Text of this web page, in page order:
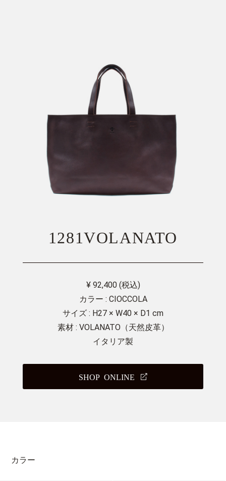
1281VOLANATO
¥ 92,400 (税込)
カラー : CIOCCOLA
サイズ : H27 × W40 × D1 cm
素材 : VOLANATO（天然皮革）
イタリア製
SHOP ONLINE
カラー